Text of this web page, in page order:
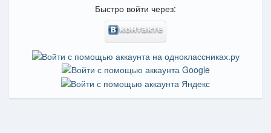
Быстро войти через: